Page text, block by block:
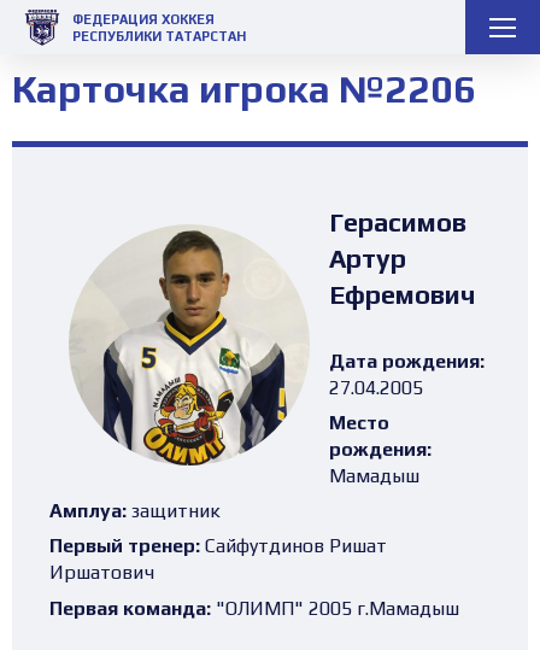
ФЕДЕРАЦИЯ ХОККЕЯ
РЕСПУБЛИКИ ТАТАРСТАН
Карточка игрока №2206
Герасимов
Артур
Ефремович
Дата рождения:
27.04.2005
Место
рождения:
Мамадыш
Амплуа: защитник
Первый тренер: Сайфутдинов Ришат
Иршатович
Первая команда: "ОЛИМП" 2005 г.Мамадыш